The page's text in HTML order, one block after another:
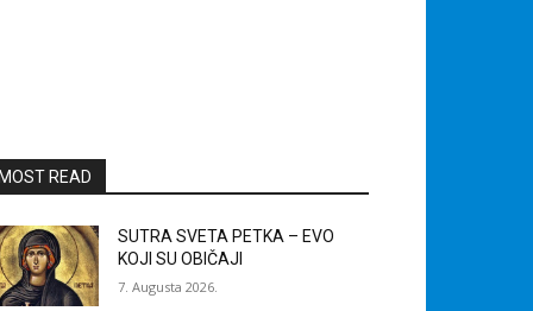
READ
SUTRA SVETA PETKA – EVO
KOJI SU OBIČAJI
7. Augusta 2026.